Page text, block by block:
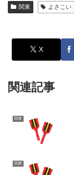
関東 よさこい
X
関連記事
関東
関東